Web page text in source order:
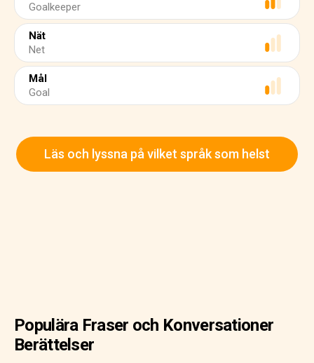
Goalkeeper
Nät
Net
Mål
Goal
Läs och lyssna på vilket språk som helst
Populära Fraser och Konversationer
Berättelser